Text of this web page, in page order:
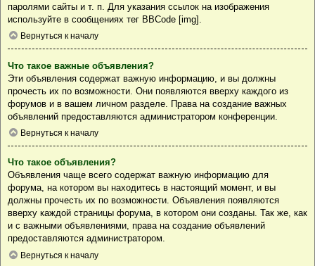
паролями сайты и т. п. Для указания ссылок на изображения
используйте в сообщениях тег BBCode [img].
Вернуться к началу
Что такое важные объявления?
Эти объявления содержат важную информацию, и вы должны
прочесть их по возможности. Они появляются вверху каждого из
форумов и в вашем личном разделе. Права на создание важных
объявлений предоставляются администратором конференции.
Вернуться к началу
Что такое объявления?
Объявления чаще всего содержат важную информацию для
форума, на котором вы находитесь в настоящий момент, и вы
должны прочесть их по возможности. Объявления появляются
вверху каждой страницы форума, в котором они созданы. Так же, как
и с важными объявлениями, права на создание объявлений
предоставляются администратором.
Вернуться к началу